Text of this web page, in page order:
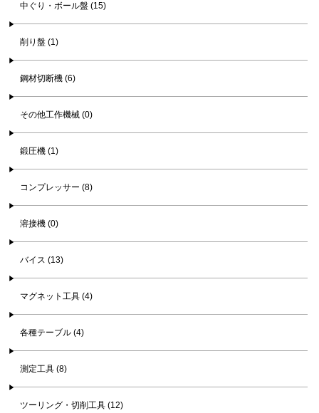
中ぐり・ボール盤 (15)
削り盤 (1)
鋼材切断機 (6)
その他工作機械 (0)
鍛圧機 (1)
コンプレッサー (8)
溶接機 (0)
バイス (13)
マグネット工具 (4)
各種テーブル (4)
測定工具 (8)
ツーリング・切削工具 (12)